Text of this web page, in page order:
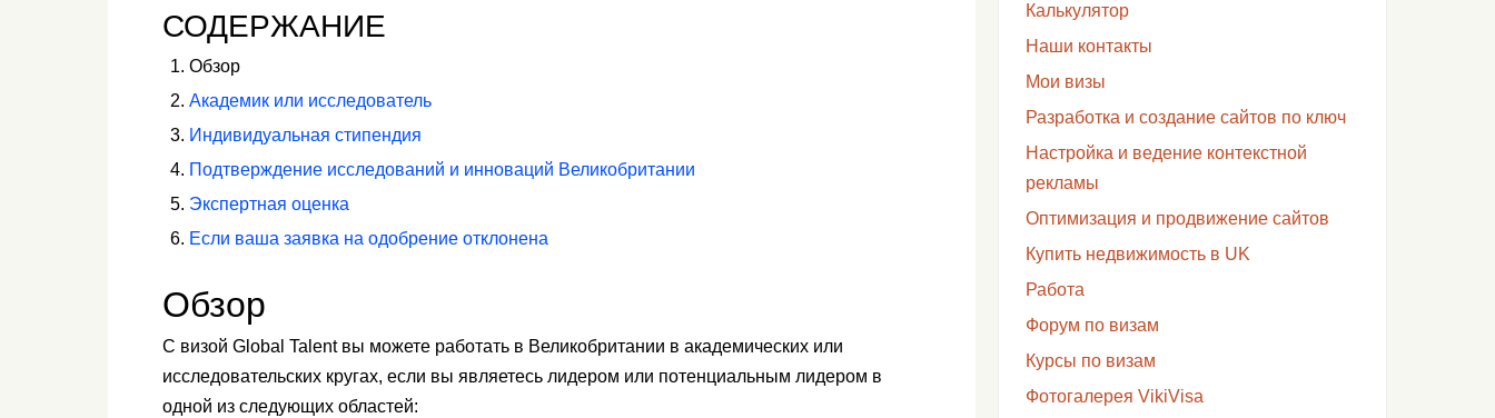
СОДЕРЖАНИЕ
Обзор
Академик или исследователь
Индивидуальная стипендия
Подтверждение исследований и инноваций Великобритании
Экспертная оценка
Если ваша заявка на одобрение отклонена
Обзор
С визой Global Talent вы можете работать в Великобритании в академических или
исследовательских кругах, если вы являетесь лидером или потенциальным лидером в
одной из следующих областей:
Калькулятор
Наши контакты
Мои визы
Разработка и создание сайтов по ключ
Настройка и ведение контекстной
рекламы
Оптимизация и продвижение сайтов
Купить недвижимость в UK
Работа
Форум по визам
Курсы по визам
Фотогалерея VikiVisa